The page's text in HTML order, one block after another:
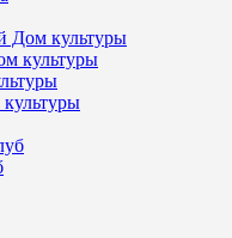
Дом культуры
культуры